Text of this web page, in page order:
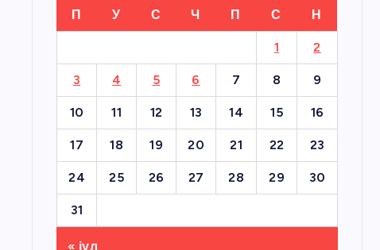
П У С Ч П С Н
1 2
3 4 5 6 7 8 9
10 11 12 13 14 15 16
17 18 19 20 21 22 23
24 25 26 27 28 29 30
31
« јул